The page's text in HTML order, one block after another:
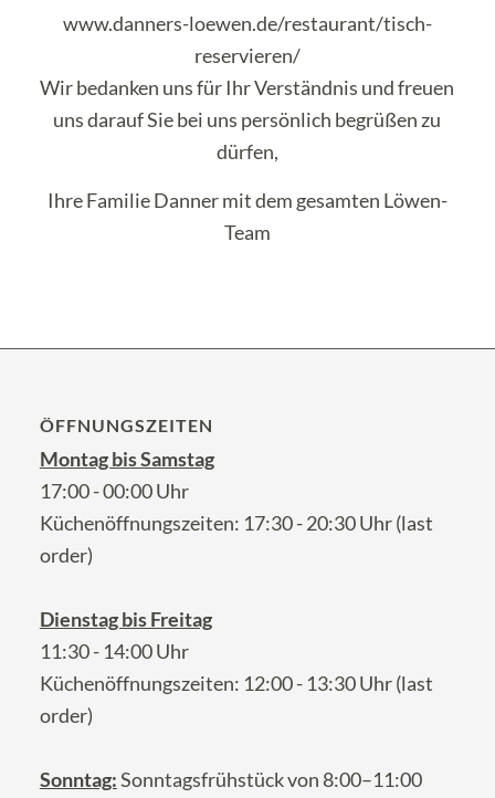
www.danners-loewen.de/restaurant/tisch-
reservieren/
Wir bedanken uns für Ihr Verständnis und freuen
uns darauf Sie bei uns persönlich begrüßen zu
dürfen,
Ihre Familie Danner mit dem gesamten Löwen-
Team
ÖFFNUNGSZEITEN
Montag bis Samstag
17:00 - 00:00 Uhr
Küchenöffnungszeiten: 17:30 - 20:30 Uhr (last
order)
Dienstag bis Freitag
11:30 - 14:00 Uhr
Küchenöffnungszeiten: 12:00 - 13:30 Uhr (last
order)
Sonntag:Sonntagsfrühstück von 8:00–11:00